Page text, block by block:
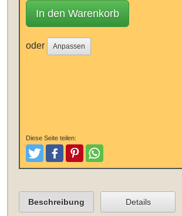
In den Warenkorb
oder Anpassen
Diese Seite teilen:
TweetenPostenPinterestTeilen
Beschreibung Details